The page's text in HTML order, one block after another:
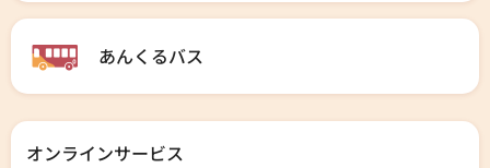
あんくるバス
オンラインサービス